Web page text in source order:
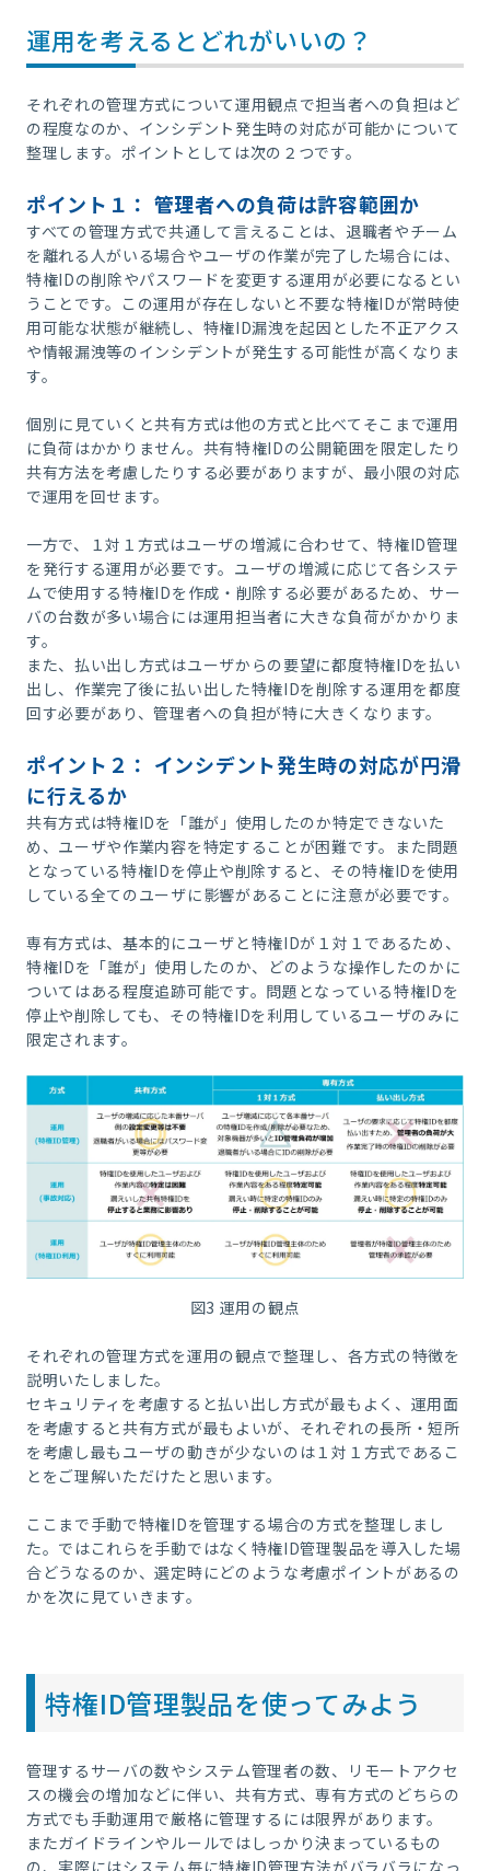
運用を考えるとどれがいいの？
それぞれの管理方式について運用観点で担当者への負担はど
の程度なのか、インシデント発生時の対応が可能かについて
整理します。ポイントとしては次の２つです。
ポイント１： 管理者への負荷は許容範囲か
すべての管理方式で共通して言えることは、退職者やチーム
を離れる人がいる場合やユーザの作業が完了した場合には、
特権IDの削除やパスワードを変更する運用が必要になるとい
うことです。この運用が存在しないと不要な特権IDが常時使
用可能な状態が継続し、特権ID漏洩を起因とした不正アクス
や情報漏洩等のインシデントが発生する可能性が高くなりま
す。
個別に見ていくと共有方式は他の方式と比べてそこまで運用
に負荷はかかりません。共有特権IDの公開範囲を限定したり
共有方法を考慮したりする必要がありますが、最小限の対応
で運用を回せます。
一方で、１対１方式はユーザの増減に合わせて、特権ID管理
を発行する運用が必要です。ユーザの増減に応じて各システ
ムで使用する特権IDを作成・削除する必要があるため、サー
バの台数が多い場合には運用担当者に大きな負荷がかかりま
す。
また、払い出し方式はユーザからの要望に都度特権IDを払い
出し、作業完了後に払い出した特権IDを削除する運用を都度
回す必要があり、管理者への負担が特に大きくなります。
ポイント２： インシデント発生時の対応が円滑
に行えるか
共有方式は特権IDを「誰が」使用したのか特定できないた
め、ユーザや作業内容を特定することが困難です。また問題
となっている特権IDを停止や削除すると、その特権IDを使用
している全てのユーザに影響があることに注意が必要です。
専有方式は、基本的にユーザと特権IDが１対１であるため、
特権IDを「誰が」使用したのか、どのような操作したのかに
ついてはある程度追跡可能です。問題となっている特権IDを
停止や削除しても、その特権IDを利用しているユーザのみに
限定されます。
図3 運用の観点
それぞれの管理方式を運用の観点で整理し、各方式の特徴を
説明いたしました。
セキュリティを考慮すると払い出し方式が最もよく、運用面
を考慮すると共有方式が最もよいが、それぞれの長所・短所
を考慮し最もユーザの動きが少ないのは１対１方式であるこ
とをご理解いただけたと思います。
ここまで手動で特権IDを管理する場合の方式を整理しまし
た。ではこれらを手動ではなく特権ID管理製品を導入した場
合どうなるのか、選定時にどのような考慮ポイントがあるの
かを次に見ていきます。
特権ID管理製品を使ってみよう
管理するサーバの数やシステム管理者の数、リモートアクセ
スの機会の増加などに伴い、共有方式、専有方式のどちらの
方式でも手動運用で厳格に管理するには限界があります。
またガイドラインやルールではしっかり決まっているもの
の、実際にはシステム毎に特権ID管理方法がバラバラになっ